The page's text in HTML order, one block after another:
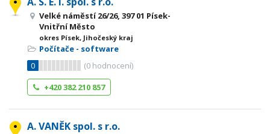
Velké náměstí 26/26, 397 01 Písek-
Vnitřní Město
okres Písek, Jihočeský kraj
Počítače - software
0
(0 hodnocení)
+420 382 210 857
A. VANĚK spol. s r.o.